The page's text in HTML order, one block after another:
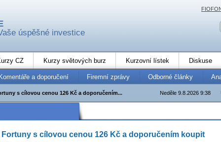
úspěšné investice
CZ Kurzy světových burz Kurzovní lístek Diskuse
a doporučení Firemní zprávy Odborné články
Neděle 9.8.2026 9:38
s cílovou cenou 126 Kč a doporučením...
s cílovou cenou 126 Kč a doporučením koupit